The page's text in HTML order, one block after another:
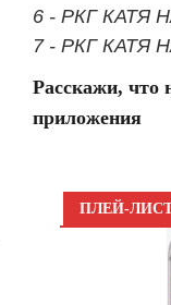
6 - РКГ КАТЯ
7 - РКГ КАТЯ
Расскажи, что
приложения
ПЛЕЙ-